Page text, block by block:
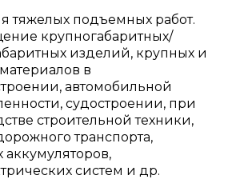
тяжелых подъемных работ.
крупногабаритных/
изделий, крупных и
в
автомобильной
судостроении, при
строительной техники,
транспорта,
аккумуляторов,
систем и др.